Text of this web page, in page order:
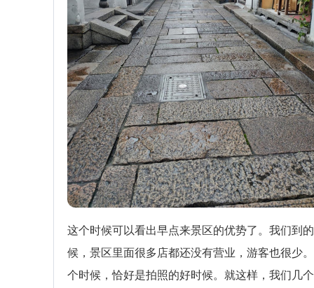
这个时候可以看出早点来景区的优势了。我们到
候，景区里面很多店都还没有营业，游客也很少
个时候，恰好是拍照的好时候。就这样，我们几